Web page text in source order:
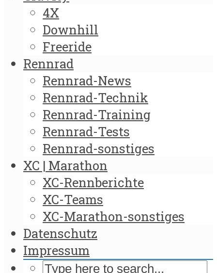
4X
Downhill
Freeride
Rennrad
Rennrad-News
Rennrad-Technik
Rennrad-Training
Rennrad-Tests
Rennrad-sonstiges
XC | Marathon
XC-Rennberichte
XC-Teams
XC-Marathon-sonstiges
Datenschutz
Impressum